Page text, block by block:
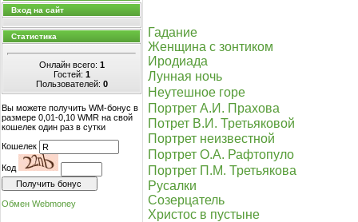
Вход на сайт
Статистика
Онлайн всего: 1
Гостей: 1
Пользователей: 0
Вы можете получить WM-бонус в
размере 0,01-0,10 WMR на свой
кошелек один раз в сутки
Кошелек
Код
Обмен Webmoney
Гадание
Женщина с зонтиком
Иродиада
Лунная ночь
Неутешное горе
Портрет А.И. Прахова
Потрет В.И. Третьяковой
Портрет неизвестной
Портрет О.А. Рафтопуло
Портрет П.М. Третьякова
Русалки
Созерцатель
Христос в пустыне